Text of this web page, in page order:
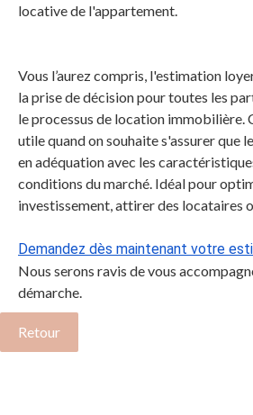
locative de l'appartement.
Vous l’aurez compris, l'estimation
la prise de décision pour toutes les
le processus de location immobilière.
utile quand on souhaite s'assurer que
en adéquation avec les
conditions du marché. Idéal pour
investissement, attirer des locataires
Demandez dès maintenant votre
Nous serons ravis de vous
démarche.
Retour